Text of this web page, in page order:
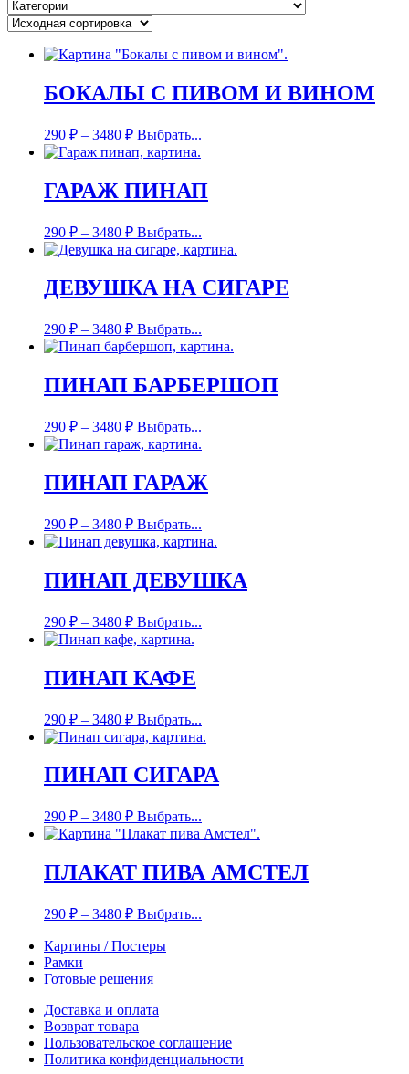
БОКАЛЫ С ПИВОМ И ВИНОМ
290 ₽ – 3480 ₽ Выбрать...
ГАРАЖ ПИНАП
290 ₽ – 3480 ₽ Выбрать...
ДЕВУШКА НА СИГАРЕ
290 ₽ – 3480 ₽ Выбрать...
ПИНАП БАРБЕРШОП
290 ₽ – 3480 ₽ Выбрать...
ПИНАП ГАРАЖ
290 ₽ – 3480 ₽ Выбрать...
ПИНАП ДЕВУШКА
290 ₽ – 3480 ₽ Выбрать...
ПИНАП КАФЕ
290 ₽ – 3480 ₽ Выбрать...
ПИНАП СИГАРА
290 ₽ – 3480 ₽ Выбрать...
ПЛАКАТ ПИВА АМСТЕЛ
290 ₽ – 3480 ₽ Выбрать...
Картины / Постеры
Рамки
Готовые решения
Доставка и оплата
Возврат товара
Пользовательское соглашение
Политика конфиденциальности